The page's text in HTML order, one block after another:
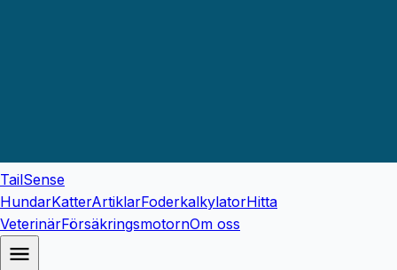
TailSense
HundarKatterArtiklarFoderkalkylatorHitta
VeterinärFörsäkringsmotornOm oss